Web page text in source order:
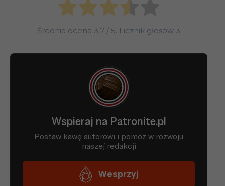
Średnia ocena 3.7 / 5. Licznik głosów 3